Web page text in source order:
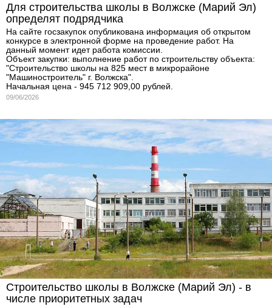
Для строительства школы в Волжске (Марий Эл)
определят подрядчика
На сайте госзакупок опубликована информация об открытом
конкурсе в электронной форме на проведение работ. На
данный момент идет работа комиссии.
Объект закупки: выполнение работ по строительству объекта:
"Строительство школы на 825 мест в микрорайоне
"Машиностроитель" г. Волжска".
Начальная цена - 945 712 909,00 рублей.
09/06/2026
Строительство школы в Волжске (Марий Эл) - в
числе приоритетных задач